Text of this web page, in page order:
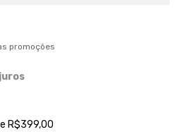
promoções
R$399,00